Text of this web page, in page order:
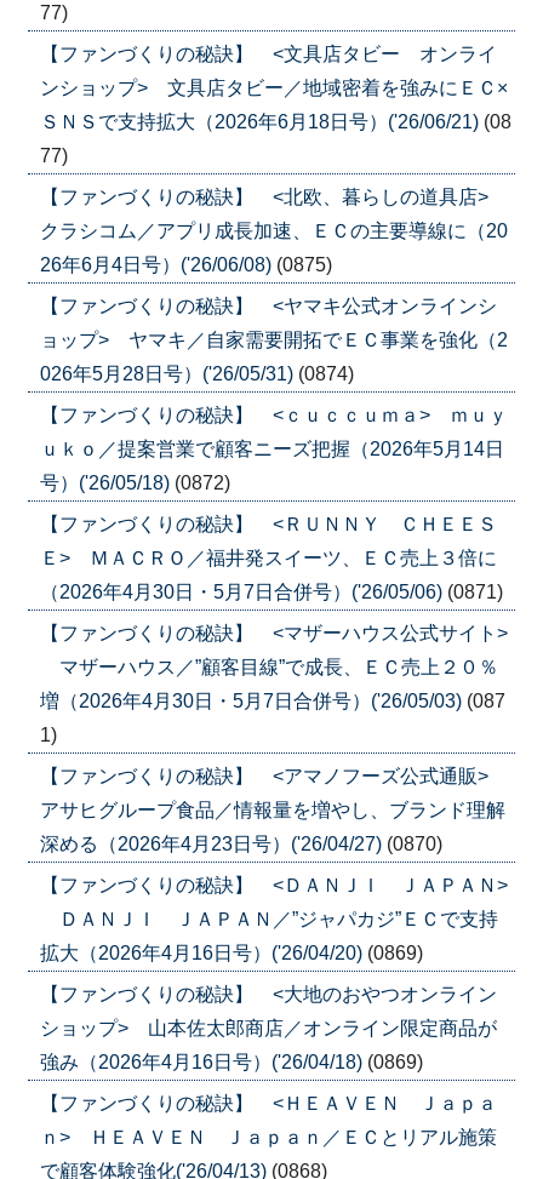
77)
【ファンづくりの秘訣】 <文具店タビー オンライ
ンショップ> 文具店タビー／地域密着を強みにＥＣ×
ＳＮＳで支持拡大（2026年6月18日号）('26/06/21) (08
77)
【ファンづくりの秘訣】 <北欧、暮らしの道具店>
クラシコム／アプリ成長加速、ＥＣの主要導線に（20
26年6月4日号）('26/06/08) (0875)
【ファンづくりの秘訣】 <ヤマキ公式オンラインシ
ョップ> ヤマキ／自家需要開拓でＥＣ事業を強化（2
026年5月28日号）('26/05/31) (0874)
【ファンづくりの秘訣】 <ｃｕｃｃｕｍａ> ｍｕｙ
ｕｋｏ／提案営業で顧客ニーズ把握（2026年5月14日
号）('26/05/18) (0872)
【ファンづくりの秘訣】 <ＲＵＮＮＹ ＣＨＥＥＳ
Ｅ> ＭＡＣＲＯ／福井発スイーツ、ＥＣ売上３倍に
（2026年4月30日・5月7日合併号）('26/05/06) (0871)
【ファンづくりの秘訣】 <マザーハウス公式サイト>
マザーハウス／”顧客目線”で成長、ＥＣ売上２０％
増（2026年4月30日・5月7日合併号）('26/05/03) (087
1)
【ファンづくりの秘訣】 <アマノフーズ公式通販>
アサヒグループ食品／情報量を増やし、ブランド理解
深める（2026年4月23日号）('26/04/27) (0870)
【ファンづくりの秘訣】 <ＤＡＮＪＩ ＪＡＰＡＮ>
ＤＡＮＪＩ ＪＡＰＡＮ／”ジャパカジ”ＥＣで支持
拡大（2026年4月16日号）('26/04/20) (0869)
【ファンづくりの秘訣】 <大地のおやつオンライン
ショップ> 山本佐太郎商店／オンライン限定商品が
強み（2026年4月16日号）('26/04/18) (0869)
【ファンづくりの秘訣】 <ＨＥＡＶＥＮ Ｊａｐａ
ｎ> ＨＥＡＶＥＮ Ｊａｐａｎ／ＥＣとリアル施策
で顧客体験強化('26/04/13) (0868)